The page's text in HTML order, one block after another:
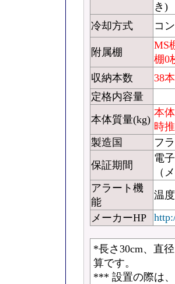
き)
冷却方式
コ
附属棚
MS
棚0
収納本数
38
定格内容量
本体質量(kg)
本
時
製造国
フ
保証期間
電
（
アラート機
能
温
メーカーHP
*長さ30cm、直
算です。
*** 設置の際は、